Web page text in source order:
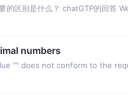
区别是什么？ chatGTP的回答
numbers
"" does not conform to the